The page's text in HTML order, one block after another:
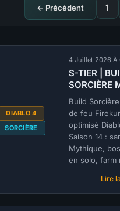
← Précédent 1
DIABLO 4
SORCIÈRE
4 Juillet 2026 À
S-TIER |
SORCIÈRE
DE FEU
(@Mekuna) |
SAISON 14
Build
de feu
optimisé
Saison 14 :
Mythique,
en solo, farm
endgame par
@Mekuna.
Lire
:
S-
TIER